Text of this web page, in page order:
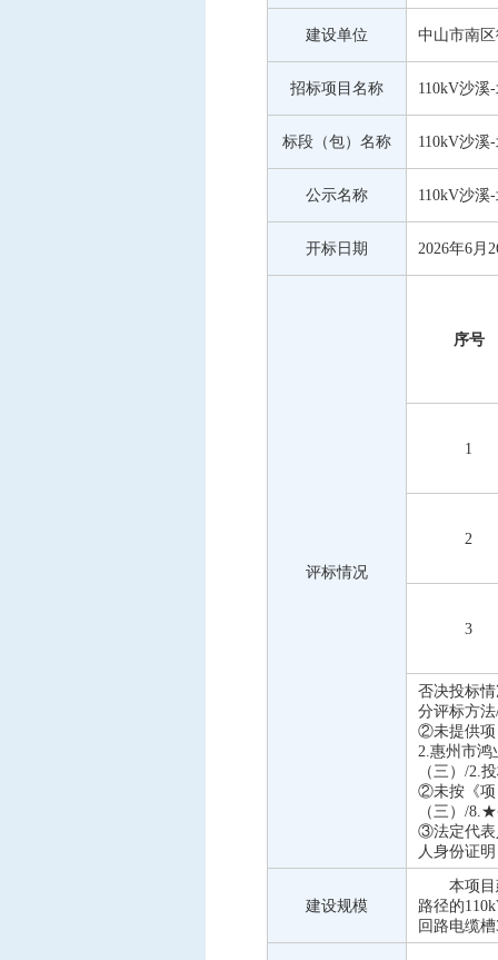
建设单位 中山市南
招标项目名称 110kV沙溪
标段（包）名称 110kV沙溪
公示名称 110kV沙溪
开标日期 2026年6月
评标情况
序号
1
2
3
否决投标
分评标方
②未提供项
2.惠州市鸿
（三）/2.
②未按《项
（三）/
③法定代表
人身份证
建设规模
本项
路径的
回路电缆